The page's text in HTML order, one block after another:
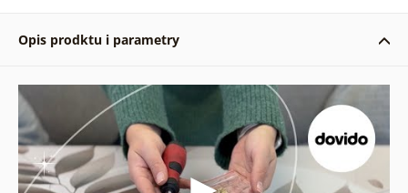
Opis prodktu i parametry